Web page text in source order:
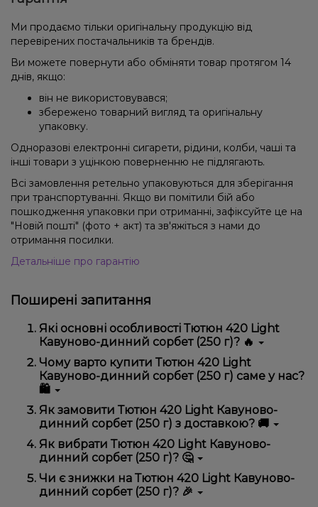
Ми продаємо тільки оригінальну продукцію від
перевірених постачальників та брендів.
Ви можете повернути або обміняти товар протягом 14
днів, якщо:
він не використовувався;
збережено товарний вигляд та оригінальну
упаковку.
Одноразові електронні сигарети, рідини, колби, чаші та
інші товари з уцінкою поверненню не підлягають.
Всі замовлення ретельно упаковуються для зберігання
при транспортуванні. Якщо ви помітили бій або
пошкодження упаковки при отриманні, зафіксуйте це на
"Новій пошті" (фото + акт) та зв'яжіться з нами до
отримання посилки.
Детальніше про гарантію
Поширені запитання
Які основні особливості Тютюн 420 Light
Кавуново-динний сорбет (250 г)? 🔥
Тютюн 420 Light Кавуново-динний сорбет (250 г)
відрізняється високою якістю, зручністю
використання та надійністю.
Чому варто купити Тютюн 420 Light
Кавуново-динний сорбет (250 г) саме у нас?
🛍️
Ми пропонуємо тільки оригінальну продукцію,
широкий асортимент, вигідні ціни та швидку
доставку. Крім того, у нас регулярні акції та знижки
для клієнтів!
Як замовити Тютюн 420 Light Кавуново-
динний сорбет (250 г) з доставкою? 🚚
Оформити замовлення можна в кілька кліків:
Додайте Тютюн 420 Light Кавуново-динний
сорбет (250 г) до кошика.
Перейдіть до оформлення замовлення.
Як вибрати Тютюн 420 Light Кавуново-
динний сорбет (250 г)? 🤔
Вибір залежить від ваших уподобань – наприклад,
якщо це кальян, враховуйте розмір, матеріал та тип
чаші, якщо вейп – потужність та смак. Наші
Чи є знижки на Тютюн 420 Light Кавуново-
динний сорбет (250 г)? 🎉